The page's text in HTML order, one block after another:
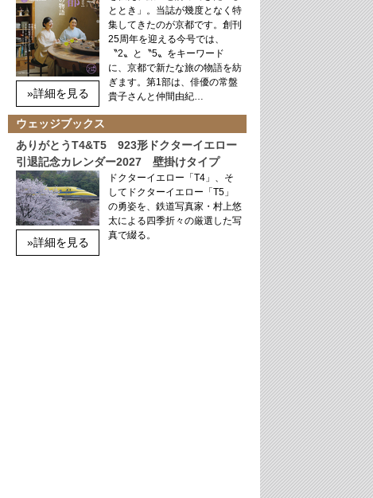
»詳細を見る
ととき」。当誌が幾度となく特
集してきたのが京都です。創刊
25周年を迎える今号では、
〝2〟と〝5〟をキーワード
に、京都で新たな旅の物語を紡
ぎます。第1部は、俳優の常盤
貴子さんと仲間由紀…
ウェッジブックス
ありがとうT4&T5 923形ドクターイエロー
引退記念カレンダー2027 壁掛けタイプ
»詳細を見る
ドクターイエロー「T4」、そ
してドクターイエロー「T5」
の勇姿を、鉄道写真家・村上悠
太による四季折々の厳選した写
真で綴る。